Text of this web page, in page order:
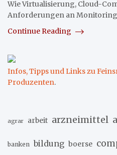
Wie Virtualisierung, Cloud-
Anforderungen an
Continue Reading
Infos, Tipps und Links zu
Produzenten.
agrar arbeit arzneimittel
banken bildung boerse